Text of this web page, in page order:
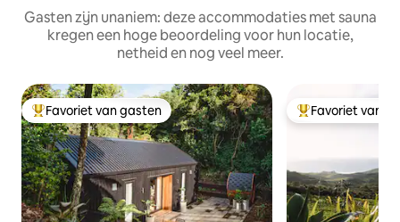
Gasten zijn unaniem: deze accommodaties met sauna
kregen een hoge beoordeling voor hun locatie,
netheid en nog veel meer.
Topfavoriet van gasten
Favoriet van gasten Topfavoriet van
Favoriet van